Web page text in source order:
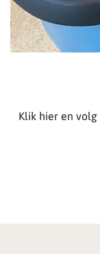
Klik hier en volg